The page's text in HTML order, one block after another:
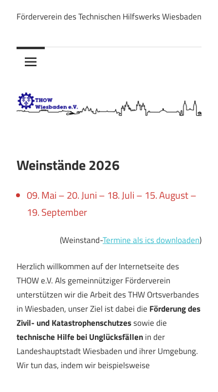
Inhalt
THOW
Wiesbaden
Förderverein des Technischen Hilfswerks Wiesbaden
Weinstände 2026
09. Mai – 20. Juni – 18. Juli – 15. August –
19. September
(Weinstand-Termine als ics downloaden)
Herzlich willkommen auf der Internetseite des
THOW e.V. Als gemeinnütziger Förderverein
unterstützen wir die Arbeit des THW Ortsverbandes
in Wiesbaden, unser Ziel ist dabei die Förderung des
Zivil- und Katastrophenschutzessowie die
technische Hilfe bei Unglücksfällenin der
Landeshauptstadt Wiesbaden und ihrer Umgebung.
Wir tun das, indem wir beispielsweise